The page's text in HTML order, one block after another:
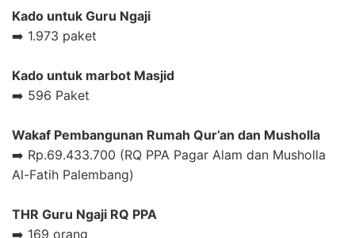
Kado untuk Guru Ngaji
➡️ 1.973 paket
Kado untuk marbot Masjid
➡️ 596 Paket
Wakaf Pembangunan Rumah Qur’an dan Musholla
➡️ Rp.69.433.700 (RQ PPA Pagar Alam dan Musholla
Al-Fatih Palembang)
THR Guru Ngaji RQ PPA
➡️ 169 orang